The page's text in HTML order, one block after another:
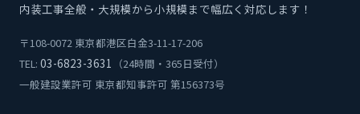
内装工事全般・大規模から小規模まで幅広く対応します！
〒108-0072 東京都港区白金3-11-17-206
TEL: 03-6823-3631 （24時間・365日受付）
一般建設業許可 東京都知事許可 第156373号